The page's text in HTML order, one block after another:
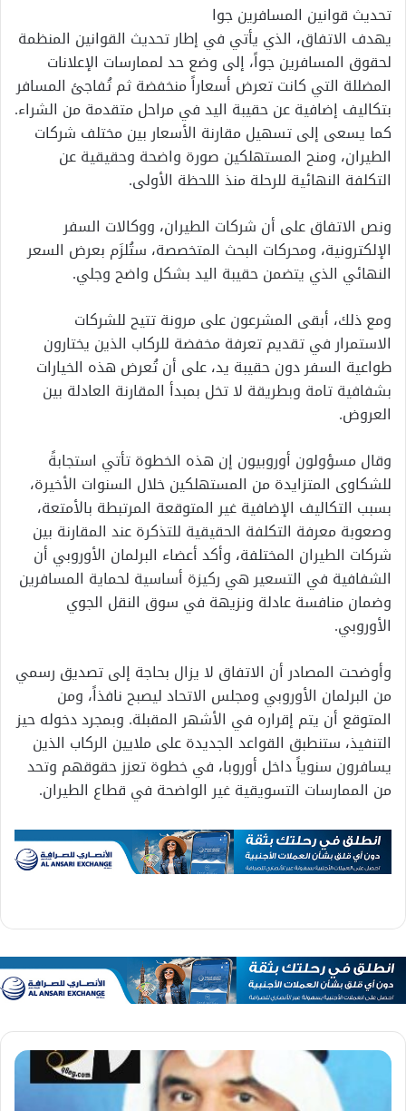
تحديث قوانين المسافرين جوا
يهدف الاتفاق، الذي يأتي في إطار تحديث القوانين المنظمة
لحقوق المسافرين جواً، إلى وضع حد لممارسات الإعلانات
المضللة التي كانت تعرض أسعاراً منخفضة ثم تُفاجئ المسافر
بتكاليف إضافية عن حقيبة اليد في مراحل متقدمة من الشراء.
كما يسعى إلى تسهيل مقارنة الأسعار بين مختلف شركات
الطيران، ومنح المستهلكين صورة واضحة وحقيقية عن
التكلفة النهائية للرحلة منذ اللحظة الأولى.
ونص الاتفاق على أن شركات الطيران، ووكالات السفر
الإلكترونية، ومحركات البحث المتخصصة، ستُلزَم بعرض السعر
النهائي الذي يتضمن حقيبة اليد بشكل واضح وجلي.
ومع ذلك، أبقى المشرعون على مرونة تتيح للشركات
الاستمرار في تقديم تعرفة مخفضة للركاب الذين يختارون
طواعية السفر دون حقيبة يد، على أن تُعرض هذه الخيارات
بشفافية تامة وبطريقة لا تخل بمبدأ المقارنة العادلة بين
العروض.
وقال مسؤولون أوروبيون إن هذه الخطوة تأتي استجابةً
للشكاوى المتزايدة من المستهلكين خلال السنوات الأخيرة،
بسبب التكاليف الإضافية غير المتوقعة المرتبطة بالأمتعة،
وصعوبة معرفة التكلفة الحقيقية للتذكرة عند المقارنة بين
شركات الطيران المختلفة، وأكد أعضاء البرلمان الأوروبي أن
الشفافية في التسعير هي ركيزة أساسية لحماية المسافرين
وضمان منافسة عادلة ونزيهة في سوق النقل الجوي
الأوروبي.
وأوضحت المصادر أن الاتفاق لا يزال بحاجة إلى تصديق رسمي
من البرلمان الأوروبي ومجلس الاتحاد ليصبح نافذاً، ومن
المتوقع أن يتم إقراره في الأشهر المقبلة. وبمجرد دخوله حيز
التنفيذ، ستنطبق القواعد الجديدة على ملايين الركاب الذين
يسافرون سنوياً داخل أوروبا، في خطوة تعزز حقوقهم وتحد
من الممارسات التسويقية غير الواضحة في قطاع الطيران.